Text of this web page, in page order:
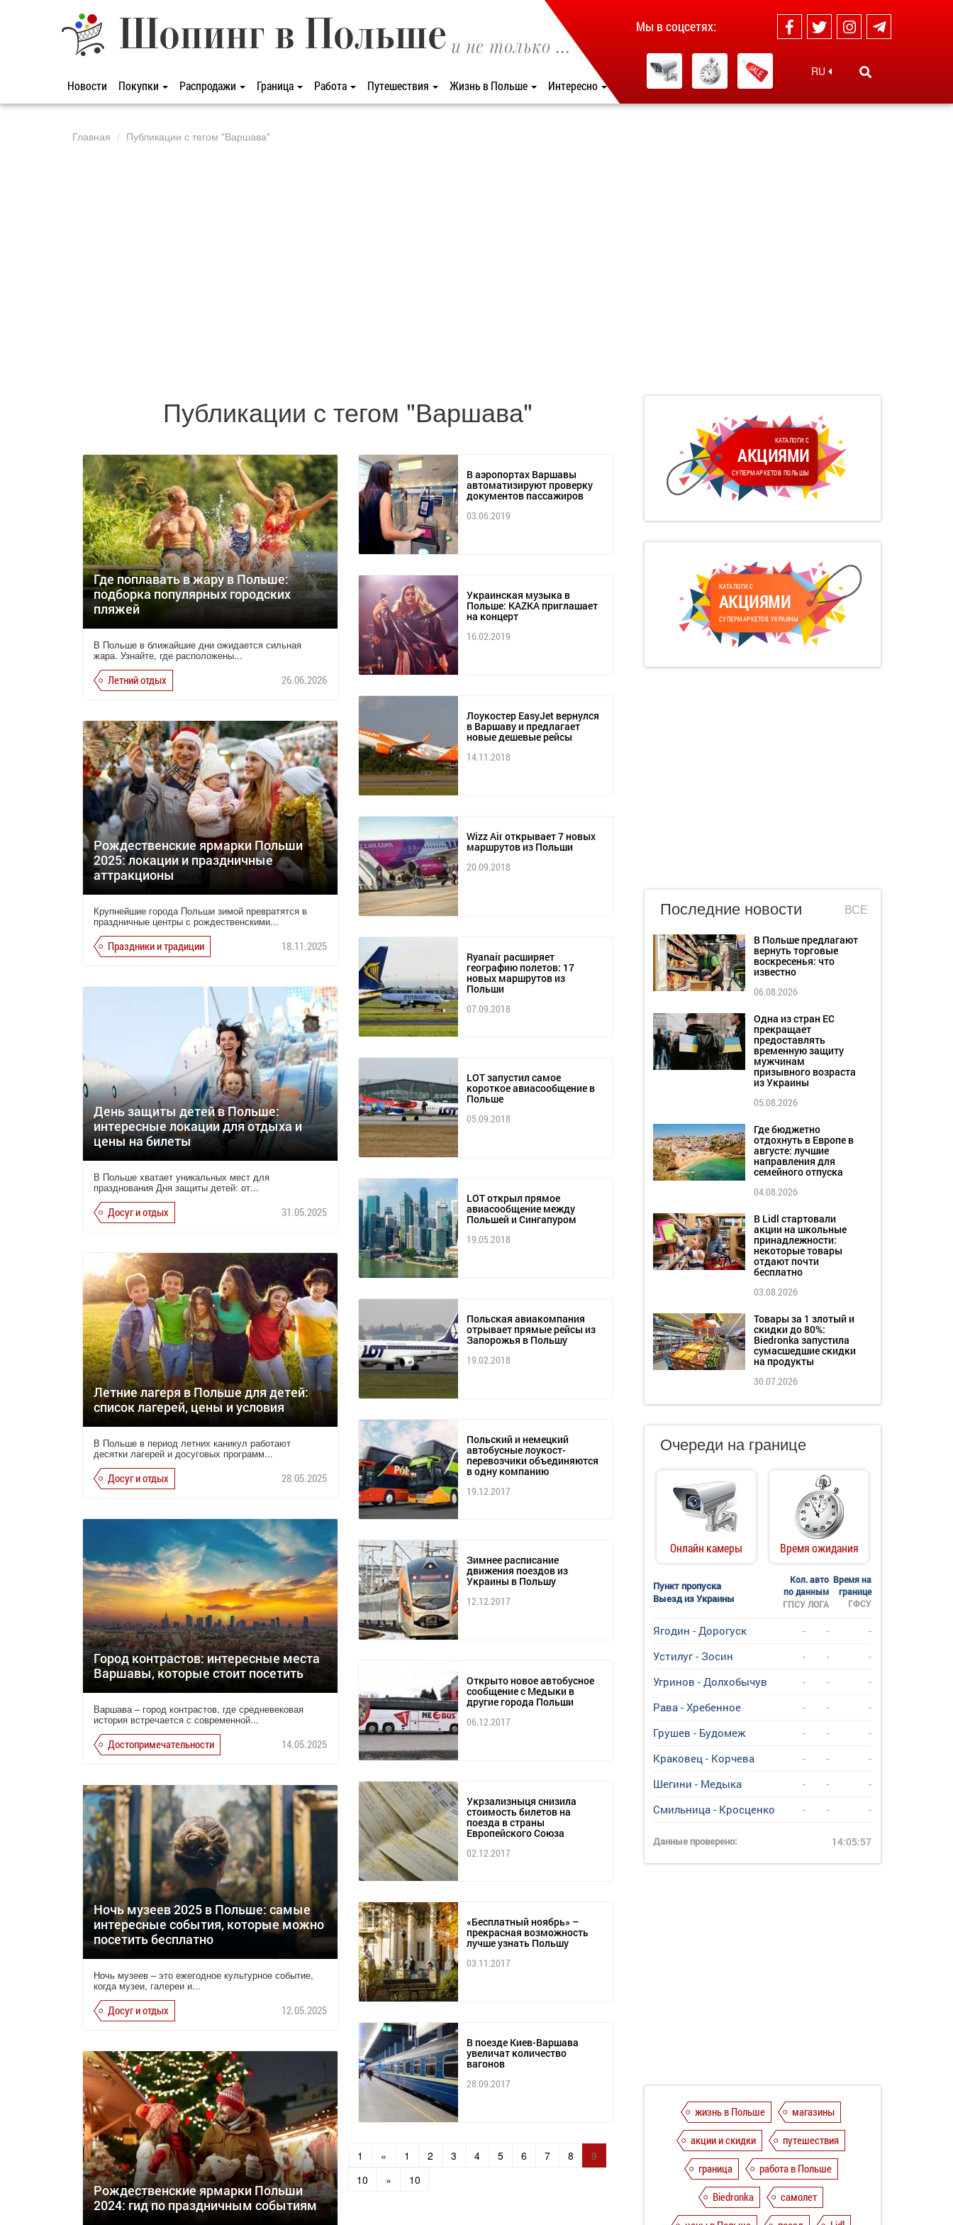
Шопинг в Польше и не только ...
Новости Покупки Распродажи Граница Работа Путешествия Жизнь в Польше Интересно
Мы в соцсетях:
RU
Главная Публикации с тегом "Варшава"
Публикации с тегом "Варшава"
Где поплавать в жару в Польше:
подборка популярных городских
пляжей
В Польше в ближайшие дни ожидается сильная
жара. Узнайте, где расположены...
Летний отдых 26.06.2026
Рождественские ярмарки Польши
2025: локации и праздничные
аттракционы
Крупнейшие города Польши зимой превратятся в
праздничные центры с рождественскими...
Праздники и традиции 18.11.2025
День защиты детей в Польше:
интересные локации для отдыха и
цены на билеты
В Польше хватает уникальных мест для
празднования Дня защиты детей: от...
Досуг и отдых 31.05.2025
Летние лагеря в Польше для детей:
список лагерей, цены и условия
В Польше в период летних каникул работают
десятки лагерей и досуговых программ...
Досуг и отдых 28.05.2025
Город контрастов: интересные места
Варшавы, которые стоит посетить
Варшава – город контрастов, где средневековая
история встречается с современной...
Достопримечательности 14.05.2025
Ночь музеев 2025 в Польше: самые
интересные события, которые можно
посетить бесплатно
Ночь музеев – это ежегодное культурное событие,
когда музеи, галереи и...
Досуг и отдых 12.05.2025
Рождественские ярмарки Польши
2024: гид по праздничным событиям
В аэропортах Варшавы
автоматизируют проверку
документов пассажиров
03.06.2019
Украинская музыка в
Польше: KAZKA приглашает
на концерт
16.02.2019
Лоукостер EasyJet вернулся
в Варшаву и предлагает
новые дешевые рейсы
14.11.2018
Wizz Air открывает 7 новых
маршрутов из Польши
20.09.2018
Ryanair расширяет
географию полетов: 17
новых маршрутов из
Польши
07.09.2018
LOT запустил самое
короткое авиасообщение в
Польше
05.09.2018
LOT открыл прямое
авиасообщение между
Польшей и Сингапуром
19.05.2018
Польская авиакомпания
отрывает прямые рейсы из
Запорожья в Польшу
19.02.2018
Польский и немецкий
автобусные лоукост-
перевозчики объединяются
в одну компанию
19.12.2017
Зимнее расписание
движения поездов из
Украины в Польшу
12.12.2017
Открыто новое автобусное
сообщение с Медыки в
другие города Польши
06.12.2017
Укрзализныця снизила
стоимость билетов на
поезда в страны
Европейского Союза
02.12.2017
«Бесплатный ноябрь» –
прекрасная возможность
лучше узнать Польшу
03.11.2017
В поезде Киев-Варшава
увеличат количество
вагонов
28.09.2017
1 « 1 2 3 4 5 6 7 8
9
10
» 10
КАТАЛОГИ С
АКЦИЯМИ
СУПЕРМАРКЕТОВ ПОЛЬШЫ
КАТАЛОГИ С
АКЦИЯМИ
СУПЕРМАРКЕТОВ УКРАИНЫ
Последние новости ВСЕ
В Польше предлагают
вернуть торговые
воскресенья: что
известно
06.08.2026
Одна из стран ЕС
прекращает
предоставлять
временную защиту
мужчинам
призывного возраста
из Украины
05.08.2026
Где бюджетно
отдохнуть в Европе в
августе: лучшие
направления для
семейного отпуска
04.08.2026
В Lidl стартовали
акции на школьные
принадлежности:
некоторые товары
отдают почти
бесплатно
03.08.2026
Товары за 1 злотый и
скидки до 80%:
Biedronka запустила
сумасшедшие скидки
на продукты
30.07.2026
Очереди на границе
Онлайн камеры Время ожидания
Пункт пропуска
Выезд из Украины
Кол. авто
по данным
Время на
границе
ГФСУ
ГПСУ ЛОГА
Ягодин - Дорогуск - -
-
Устилуг - Зосин
- -
-
Угринов - Долхобычув
- -
-
Рава - Хребенное
- -
-
Грушев - Будомеж
- -
-
Краковец - Корчева
- -
-
Шегини - Медыка
- -
-
Смильница - Кросценко
- - -
Данные проверено: 14:05:57
жизнь в Польше
магазины
акции и скидки
путешествия
граница
работа в Польше
Biedronka
самолет